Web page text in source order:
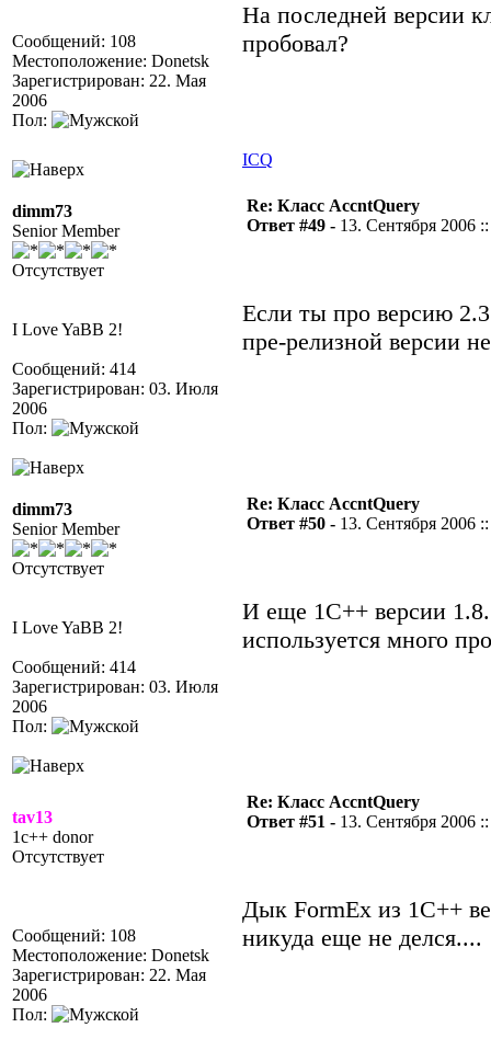
Сообщений: 108
Местоположение: Donetsk
Зарегистрирован: 22. Мая
2006
Пол:
На последней версии
пробовал?
ICQ
dimm73
Senior Member
Отсутствует
I Love YaBB 2!
Сообщений: 414
Зарегистрирован: 03. Июля
2006
Пол:
Re: Класс AccntQuery
Ответ #49 - 13. Сентября 2006
Если ты про версию
пре-релизной версии
dimm73
Senior Member
Отсутствует
I Love YaBB 2!
Сообщений: 414
Зарегистрирован: 03. Июля
2006
Пол:
Re: Класс AccntQuery
Ответ #50 - 13. Сентября 2006
И еще 1С++ версии
используется много
tav13
1c++ donor
Отсутствует
Сообщений: 108
Местоположение: Donetsk
Зарегистрирован: 22. Мая
2006
Пол:
Re: Класс AccntQuery
Ответ #51 - 13. Сентября 2006
Дык FormEx из 1С++
никуда еще не делся....